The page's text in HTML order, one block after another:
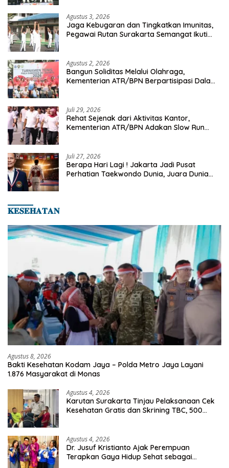
Agustus 3, 2026
Jaga Kebugaran dan Tingkatkan Imunitas,
Pegawai Rutan Surakarta Semangat Ikuti
Agustus 2, 2026
Bangun Soliditas Melalui Olahraga,
Kementerian ATR/BPN Berpartisipasi Dalam
Juli 29, 2026
Rehat Sejenak dari Aktivitas Kantor,
Kementerian ATR/BPN Adakan Slow Run
Juli 27, 2026
Berapa Hari Lagi ! Jakarta Jadi Pusat
Perhatian Taekwondo Dunia, Juara Dunia
𝐊𝐄𝐒𝐄𝐇𝐀𝐓𝐀𝐍
Agustus 8, 2026
Bakti Kesehatan Kodam Jaya – Polda Metro Jaya Layani
1.876 Masyarakat di Monas
Agustus 4, 2026
Karutan Surakarta Tinjau Pelaksanaan Cek
Kesehatan Gratis dan Skrining TBC, 500
Agustus 4, 2026
Dr. Jusuf Kristianto Ajak Perempuan
Terapkan Gaya Hidup Sehat sebagai